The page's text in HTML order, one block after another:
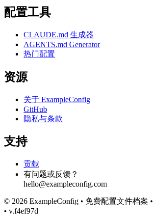
配置工具
CLAUDE.md 生成器
AGENTS.md Generator
热门配置
资源
关于 ExampleConfig
GitHub
隐私与条款
支持
贡献
有问题或反馈？
hello@exampleconfig.com
© 2026 ExampleConfig • 免费配置文件档案 •
• v.f4ef97d